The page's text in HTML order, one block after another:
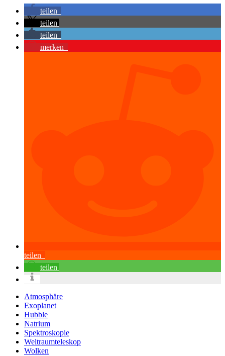
teilen
teilen
teilen
merken
teilen
teilen
Atmosphäre
Exoplanet
Hubble
Natrium
Spektroskopie
Weltraumteleskop
Wolken